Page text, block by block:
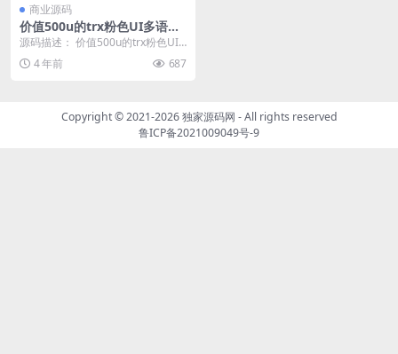
商业源码
价值500u的trx粉色UI多语言
理财网站系统源码
源码描述： 价值500u的trx粉色UI
多语言理财系统源码 源码截图：
4 年前 687
Copyright © 2021-2026独家源码网 - All rights reserved
鲁ICP备2021009049号-9